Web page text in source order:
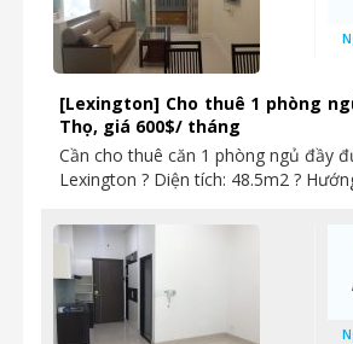
[Lexington] Cho thuê 1 phòng
Thọ, giá 600$/ tháng
Cần cho thuê căn 1 phòng ngủ đầy
Lexington ? Diện tích: 48.5m2 ?